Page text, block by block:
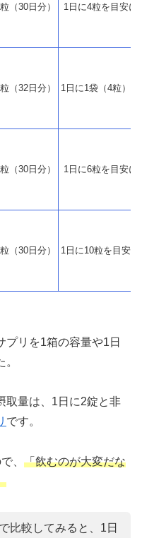
（30日分） 1日に4粒を目安に
（32日分） 1日に1袋（4粒）
（30日分） 1日に6粒を目安に
（30日分） 1日に10粒を目安
プリを1箱の容量や1日
取量は、1日に2錠と非
です。
、 「飲むのが大変だな
比較してみると、1日